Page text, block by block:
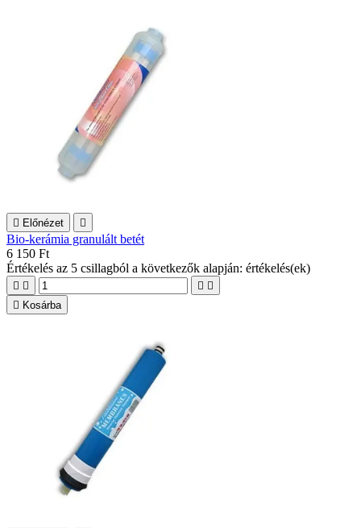
 Előnézet 
Bio-kerámia granulált betét
6 150 Ft
Értékelés az 5 csillagból a következők alapján: értékelés(ek)
   
 Kosárba